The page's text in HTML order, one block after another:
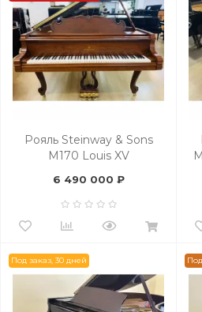
Рояль Steinway & Sons
M170 Louis XV
6 490 000 ₽
Под заказ, 30 дней